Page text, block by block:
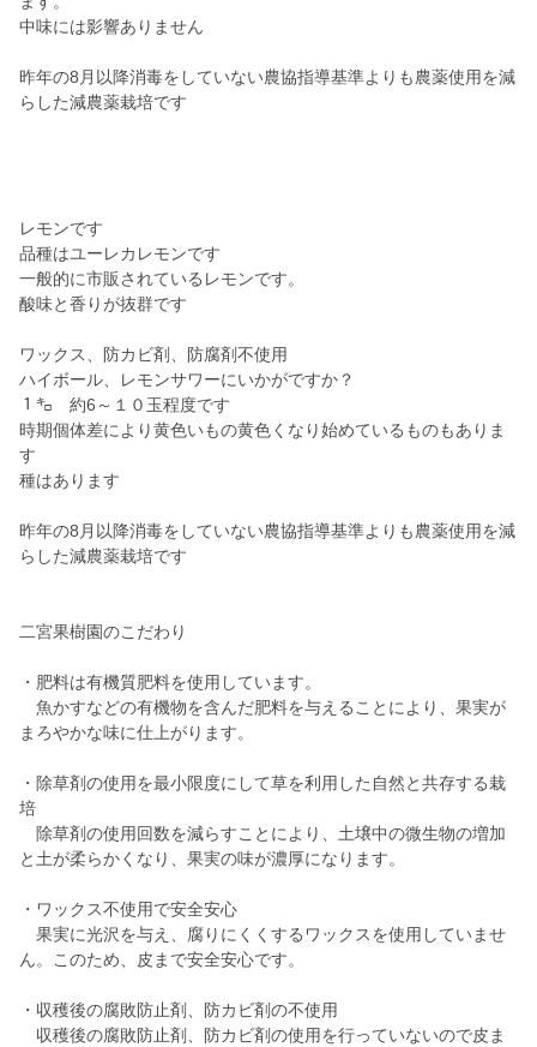
中味には影響ありません
昨年の8月以降消毒をしていない農協指導基準よりも農薬使用を減
らした減農薬栽培です
レモンです
品種はユーレカレモンです
一般的に市販されているレモンです。
酸味と香りが抜群です
ワックス、防カビ剤、防腐剤不使用
ハイボール、レモンサワーにいかがですか？
１㌔ 約6～１０玉程度です
時期個体差により黄色いもの黄色くなり始めているものもありま
す
種はあります
昨年の8月以降消毒をしていない農協指導基準よりも農薬使用を減
らした減農薬栽培です
二宮果樹園のこだわり
・肥料は有機質肥料を使用しています。
魚かすなどの有機物を含んだ肥料を与えることにより、果実が
まろやかな味に仕上がります。
・除草剤の使用を最小限度にして草を利用した自然と共存する栽
培
除草剤の使用回数を減らすことにより、土壌中の微生物の増加
と土が柔らかくなり、果実の味が濃厚になります。
・ワックス不使用で安全安心
果実に光沢を与え、腐りにくくするワックスを使用していませ
ん。このため、皮まで安全安心です。
・収穫後の腐敗防止剤、防カビ剤の不使用
収穫後の腐敗防止剤、防カビ剤の使用を行っていないので皮ま